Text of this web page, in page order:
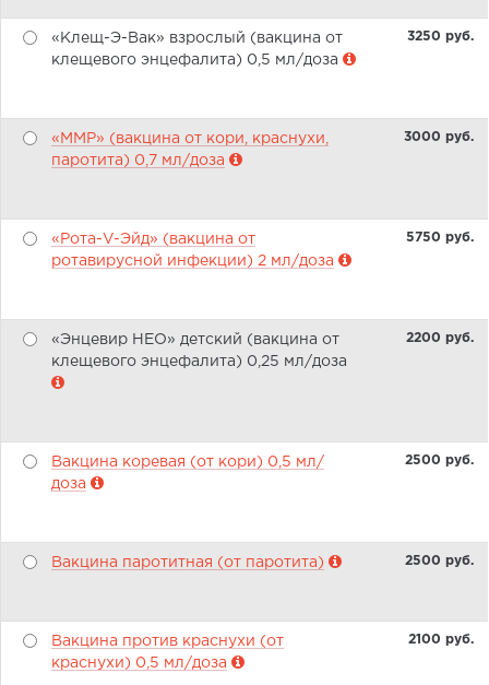
«Клещ-Э-Вак» взрослый (вакцина от
клещевого энцефалита) 0,5 мл/доза
3250 pуб.
«ММР» (вакцина от кори, краснухи,
паротита) 0,7 мл/доза
3000 pуб.
«Рота-V-Эйд» (вакцина от
ротавирусной инфекции) 2 мл/доза
5750 pуб.
«Энцевир НЕО» детский (вакцина от
клещевого энцефалита) 0,25 мл/доза
2200 pуб.
Вакцина коревая (от кори) 0,5 мл/
доза
2500 pуб.
Вакцина паротитная (от паротита) 2500 pуб.
Вакцина против краснухи (от
краснухи) 0,5 мл/доза
2100 pуб.